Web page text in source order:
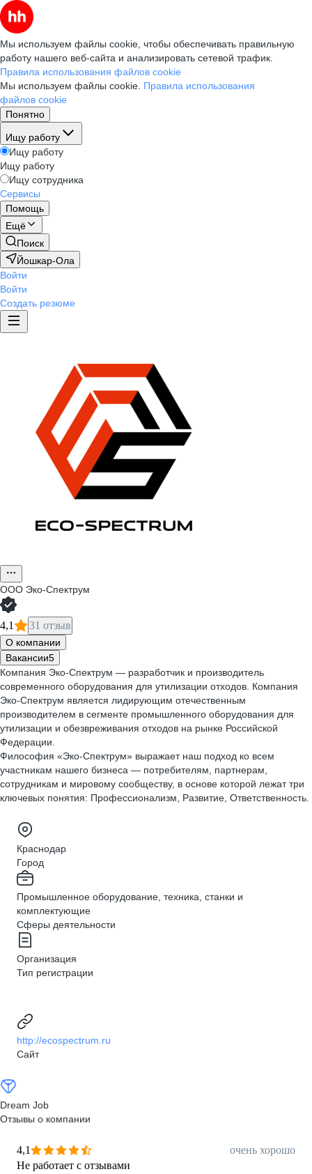
Мы используем файлы cookie, чтобы обеспечивать правильную
работу нашего веб-сайта и анализировать сетевой трафик.
Правила использования файлов cookie
Мы используем файлы cookie. Правила использования
файлов cookie
Понятно
Ищу работу
Ищу работу
Ищу работу
Ищу сотрудника
Сервисы
Помощь
Ещё
Поиск
Йошкар-Ола
Войти
Войти
Создать резюме
ООО Эко-Спектрум
4,1 31 отзыв
О компании
Вакансии5
Компания Эко-Спектрум — разработчик и производитель
современного оборудования для утилизации отходов. Компания
Эко-Спектрум является лидирующим отечественным
производителем в сегменте промышленного оборудования для
утилизации и обезвреживания отходов на рынке Российской
Федерации.
Философия «Эко-Спектрум» выражает наш подход ко всем
участникам нашего бизнеса — потребителям, партнерам,
сотрудникам и мировому сообществу, в основе которой лежат три
ключевых понятия: Профессионализм, Развитие, Ответственность.
Краснодар
Город
Промышленное оборудование, техника, станки и
комплектующие
Сферы деятельности
Организация
Тип регистрации
http://ecospectrum.ru
Сайт
Dream Job
Отзывы о компании
4,1
очень хорошо
Не работает с отзывами